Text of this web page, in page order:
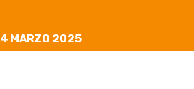
4 MARZO 2025